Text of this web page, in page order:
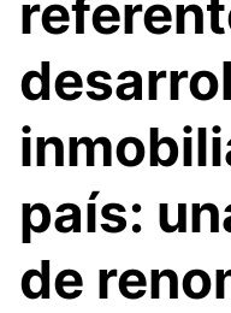
país:
de